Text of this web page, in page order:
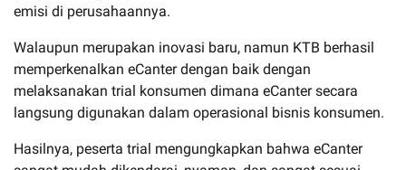
emisi di perusahaannya.
Walaupun merupakan inovasi baru, namun KTB berhasil
memperkenalkan eCanter dengan baik dengan
melaksanakan trial konsumen dimana eCanter secara
langsung digunakan dalam operasional bisnis konsumen.
Hasilnya, peserta trial mengungkapkan bahwa eCanter